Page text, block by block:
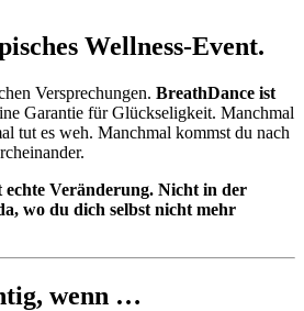
Wellness-Event.
Versprechungen. BreathDance ist
Garantie für Glückseligkeit. Manchmal
tut es weh. Manchmal kommst du nach
Veränderung. Nicht in der
wo du dich selbst nicht mehr
wenn …